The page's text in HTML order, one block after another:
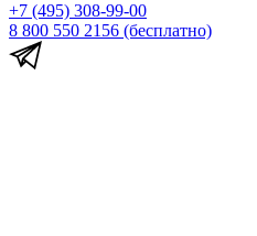
+7 (495) 308-99-00
8 800 550 2156 (бесплатно)